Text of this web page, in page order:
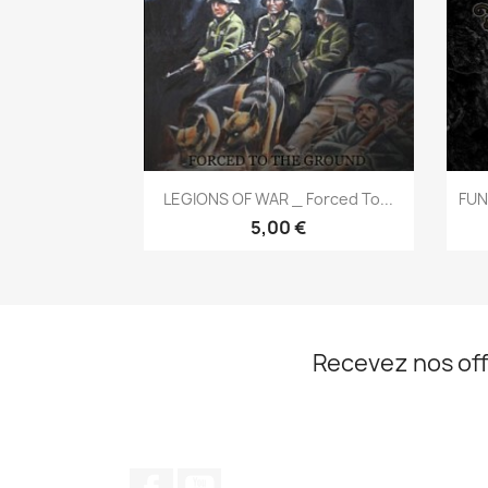
Aperçu rapide
LEGIONS OF WAR _ Forced To...
5,00 €
Recevez nos